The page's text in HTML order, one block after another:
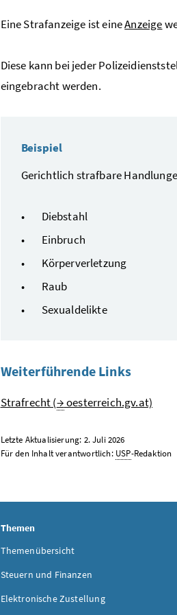
Eine Strafanzeige ist eineAnzeige
Diese kann bei jeder
eingebracht werden.
Beispiel
Gerichtlich strafbare
Diebstahl
Einbruch
Körperverletzung
Raub
Sexualdelikte
Weiterführende Links
Strafrecht (→oesterreich.gv.at)
Letzte Aktualisierung: 2. Juli 2026
Für den Inhalt verantwortlich: USP-Redaktion
Themen
Themenübersicht
Steuern und Finanzen
Elektronische Zustellung